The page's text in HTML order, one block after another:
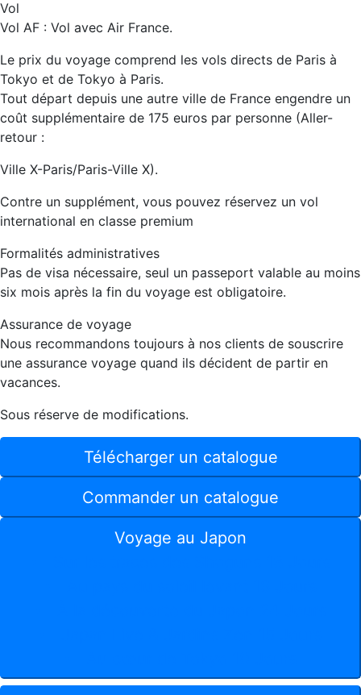
Vol
Vol AF : Vol avec Air France.
Le prix du voyage comprend les vols directs de Paris à
Tokyo et de Tokyo à Paris.
Tout départ depuis une autre ville de France engendre un
coût supplémentaire de 175 euros par personne (Aller-
retour :
Ville X-Paris/Paris-Ville X).
Contre un supplément, vous pouvez réservez un vol
international en classe premium
Formalités administratives
Pas de visa nécessaire, seul un passeport valable au moins
six mois après la fin du voyage est obligatoire.
Assurance de voyage
Nous recommandons toujours à nos clients de souscrire
une assurance voyage quand ils décident de partir en
vacances.
Sous réserve de modifications.
Télécharger un catalogue
Commander un catalogue
Voyage au Japon